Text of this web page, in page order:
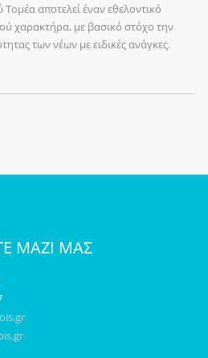
αποτελεί έναν εθελοντικό
χαρακτήρα, με βασικό στόχο την
των νέων με ειδικές ανάγκες.
ΜΑΖΙ ΜΑΣ